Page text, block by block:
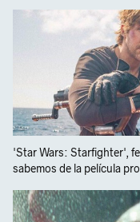
'Star Wars: Starfighter',
sabemos de la película